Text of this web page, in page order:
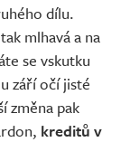
dílu.
mlhavá a na
se vskutku
září očí jisté
změna pak
kreditů v